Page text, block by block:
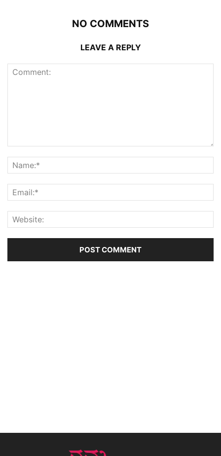
NO COMMENTS
LEAVE A REPLY